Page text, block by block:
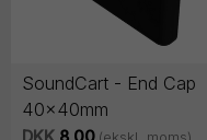
SoundCart - End Cap
40x40mm
(ekskl. moms)